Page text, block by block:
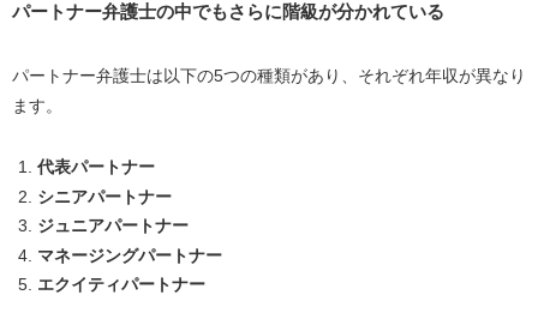
パートナー弁護士の中でもさらに階級が分かれている
パートナー弁護士は以下の5つの種類があり、それぞれ年収が異なり
ます。
代表パートナー
シニアパートナー
ジュニアパートナー
マネージングパートナー
エクイティパートナー